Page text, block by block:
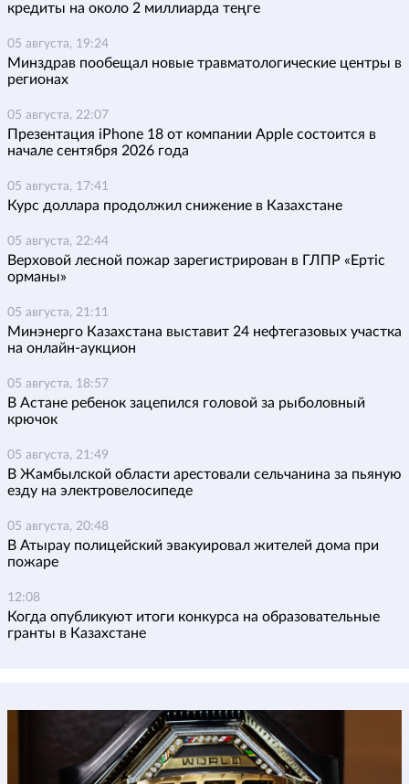
кредиты на около 2 миллиарда теңге
05 августа, 19:24
Минздрав пообещал новые травматологические центры в
регионах
05 августа, 22:07
Презентация iPhone 18 от компании Apple состоится в
начале сентября 2026 года
05 августа, 17:41
Курс доллара продолжил снижение в Казахстане
05 августа, 22:44
Верховой лесной пожар зарегистрирован в ГЛПР «Ертіс
орманы»
05 августа, 21:11
Минэнерго Казахстана выставит 24 нефтегазовых участка
на онлайн-аукцион
05 августа, 18:57
В Астане ребенок зацепился головой за рыболовный
крючок
05 августа, 21:49
В Жамбылской области арестовали сельчанина за пьяную
езду на электровелосипеде
05 августа, 20:48
В Атырау полицейский эвакуировал жителей дома при
пожаре
12:08
Когда опубликуют итоги конкурса на образовательные
гранты в Казахстане